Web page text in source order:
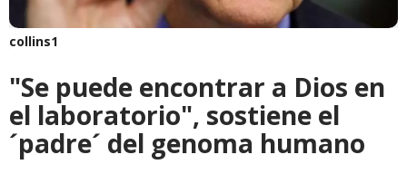
collins1
"Se puede encontrar a Dios en
el laboratorio", sostiene el
´padre´ del genoma humano